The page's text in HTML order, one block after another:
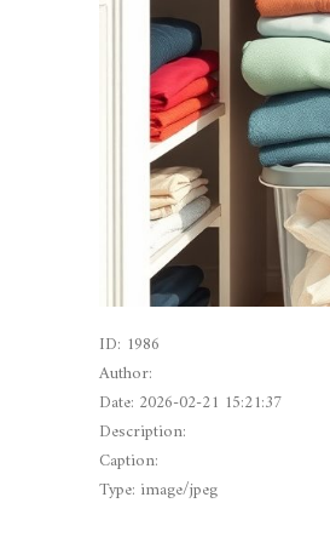
ID: 1986
Author:
Date: 2026-02-21 15:21:37
Description:
Caption:
Type: image/jpeg